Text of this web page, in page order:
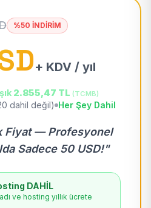
%50 İNDİRİM
+ KDV / yıl
2.855,47 TL (TCMB)
dahil değil) Her Şey Dahil
Fiyat — Profesyonel
Sadece 50 USD!"
DAHİL
ve hosting yıllık ücrete